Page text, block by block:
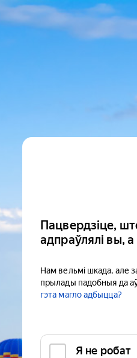
Пацвердзіце,
адпраўлялі вы,
Нам вельмі шкада, але
прылады падобныя да
гэта магло адбыцца?
Я не робат